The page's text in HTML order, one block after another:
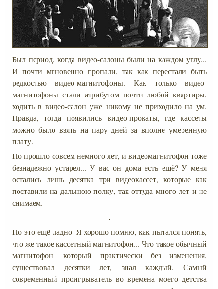
Был период, когда видео-салоны были на каждом углу...
И почти мгновенно пропали, так как перестали быть
редкостью видео-магнитофоны. Как только видео-
магнитофоны стали атрибутом почти любой квартиры,
ходить в видео-салон уже никому не приходило на ум.
Правда, тогда появились видео-прокаты, где кассеты
можно было взять на пару дней за вполне умеренную
плату.
Но прошло совсем немного лет, и видеомагнитофон тоже
безнадежно устарел... У вас он дома есть ещё? У меня
остались лишь десятка три видеокассет, которые как
поставили на дальнюю полку, так оттуда много лет и не
снимаем.
Но это ещё ладно. Я хорошо помню, как пытался понять,
что же такое кассетный магнитофон... Что такое обычный
магнитофон, который практически без изменения,
существовал десятки лет, знал каждый. Самый
современный проигрыватель во времена моего детства